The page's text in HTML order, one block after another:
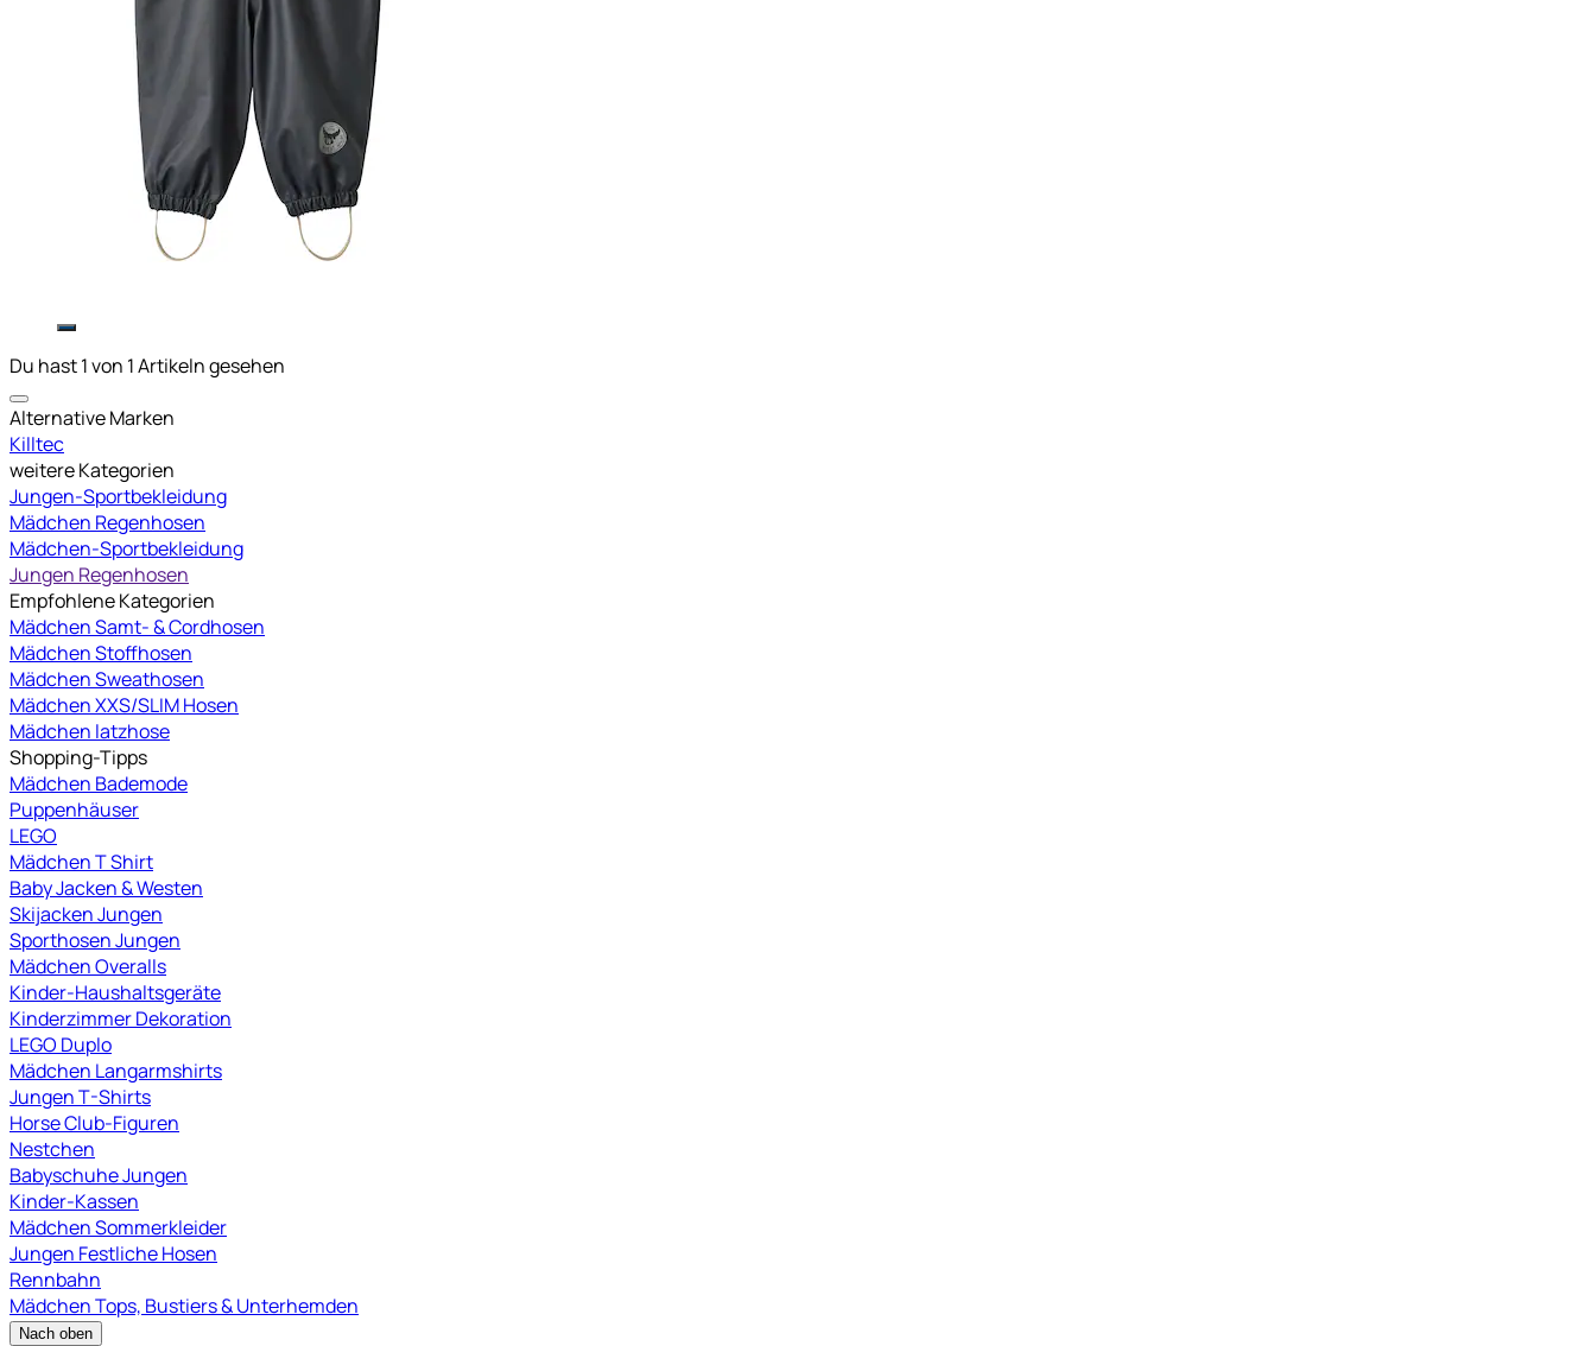
Du hast 1 von 1 Artikeln gesehen
Alternative Marken
Killtec
weitere Kategorien
Jungen-Sportbekleidung
Mädchen Regenhosen
Mädchen-Sportbekleidung
Jungen Regenhosen
Empfohlene Kategorien
Mädchen Samt- & Cordhosen
Mädchen Stoffhosen
Mädchen Sweathosen
Mädchen XXS/SLIM Hosen
Mädchen latzhose
Shopping-Tipps
Mädchen Bademode
Puppenhäuser
LEGO
Mädchen T Shirt
Baby Jacken & Westen
Skijacken Jungen
Sporthosen Jungen
Mädchen Overalls
Kinder-Haushaltsgeräte
Kinderzimmer Dekoration
LEGO Duplo
Mädchen Langarmshirts
Jungen T-Shirts
Horse Club-Figuren
Nestchen
Babyschuhe Jungen
Kinder-Kassen
Mädchen Sommerkleider
Jungen Festliche Hosen
Rennbahn
Mädchen Tops, Bustiers & Unterhemden
Nach oben